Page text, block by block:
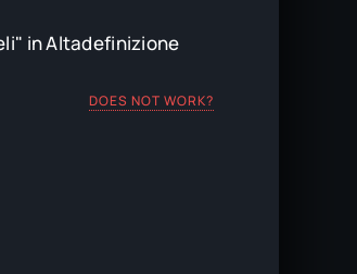
in Altadefinizione
DOES NOT WORK?